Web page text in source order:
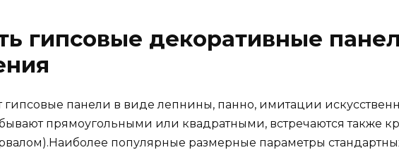
гипсовые декоративные
гипсовые панели в виде лепнины, панно, имитации
прямоугольными или квадратными, встречаются также
популярные размерные параметры